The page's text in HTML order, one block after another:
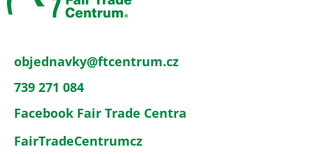
objednavky@ftcentrum.cz
739 271 084
Facebook Fair Trade Centra
FairTradeCentrumcz